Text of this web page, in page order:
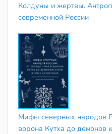
Колдуны и жертвы.
современной России
Мифы северных народов
ворона Кутха до демонов